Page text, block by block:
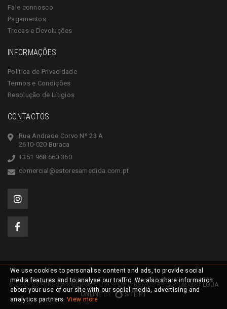
Fale connosco
Pagamentos
Trocas e Devoluções
INFORMAÇÕES
Política de Privacidade
Termos e Condições
Resolução de Lítigios
CONTACTOS
Rua Andrade Corvo Nº 23 A
2610-020 Buraca
+351 968 660 360
comercial@estoresamedida.com.pt
© 2019 ESTORES À MEDIDA - TODOS OS DIREITOS RESERVADOS |LOJA
ONLINEBY SITE.PT
We use cookies to personalise content and ads, to provide social
media features and to analyse our traffic. We also share information
about your use of our site with our social media, advertising and
analytics partners.View more